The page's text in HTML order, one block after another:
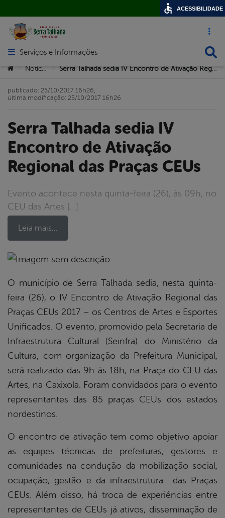
Acesso
Abrir menu principal de navegação
Serviços e Informações
Você está aqui:
> Notícias >
Serra Talhada sedia IV
Encontro de Ativação
Regional das Praças CEUs
Evento acontece nesta quinta-feira (26), às 09h, no
CEU das Artes […]
Leia mais…
publicado: 25/10/2017 16h26,
última modificação: 25/10/2017 16h26
O município de Serra Talhada sedia, nesta quinta-
feira (26), o IV Encontro de Ativação Regional das
Praças CEUs 2017 – os Centros de Artes e Esportes
Unificados. O evento, promovido pela Secretaria de
Infraestrutura Cultural (Seinfra) do Ministério da
Cultura, com organização da Prefeitura Municipal,
será realizado das 9h às 18h, na Praça do CEU das
Artes, na Caxixola. Foram convidados para o evento
representantes das 85 praças CEUs dos estados
nordestinos.
O encontro de ativação tem como objetivo apoiar
as equipes técnicas de prefeituras, gestores e
comunidades na condução da mobilização social,
ocupação, gestão e da infraestrutura das Praças
CEUs. Além disso, há troca de experiências entre
representantes de CEUs já ativos, disseminação de
ACESSIBILIDADE